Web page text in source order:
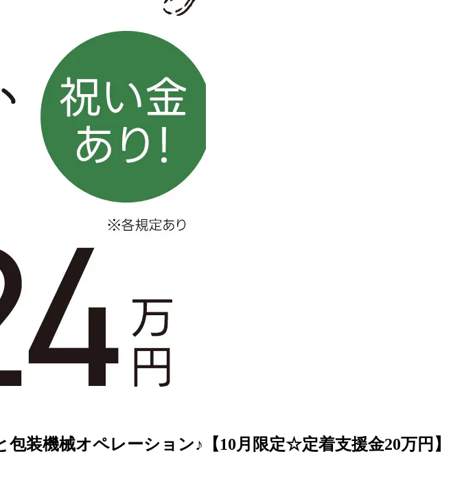
装機械オペレーション♪【10月限定☆定着支援金20万円】